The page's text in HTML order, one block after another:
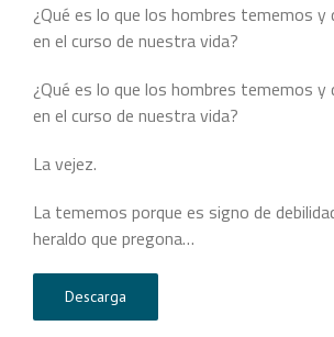
¿Qué es lo que los hombres tememos y
en el curso de nuestra vida?
¿Qué es lo que los hombres tememos y
en el curso de nuestra vida?
La vejez.
La tememos porque es signo de
heraldo que pregona…
Descarga